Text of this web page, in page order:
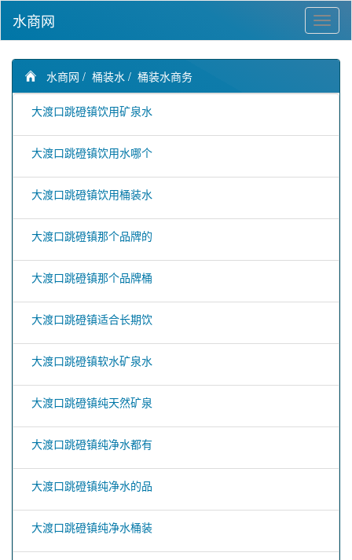
水商网
水商网 / 桶装水 / 桶装水商务
大渡口跳磴镇饮用矿泉水
大渡口跳磴镇饮用水哪个
大渡口跳磴镇饮用桶装水
大渡口跳磴镇那个品牌的
大渡口跳磴镇那个品牌桶
大渡口跳磴镇适合长期饮
大渡口跳磴镇软水矿泉水
大渡口跳磴镇纯天然矿泉
大渡口跳磴镇纯净水都有
大渡口跳磴镇纯净水的品
大渡口跳磴镇纯净水桶装